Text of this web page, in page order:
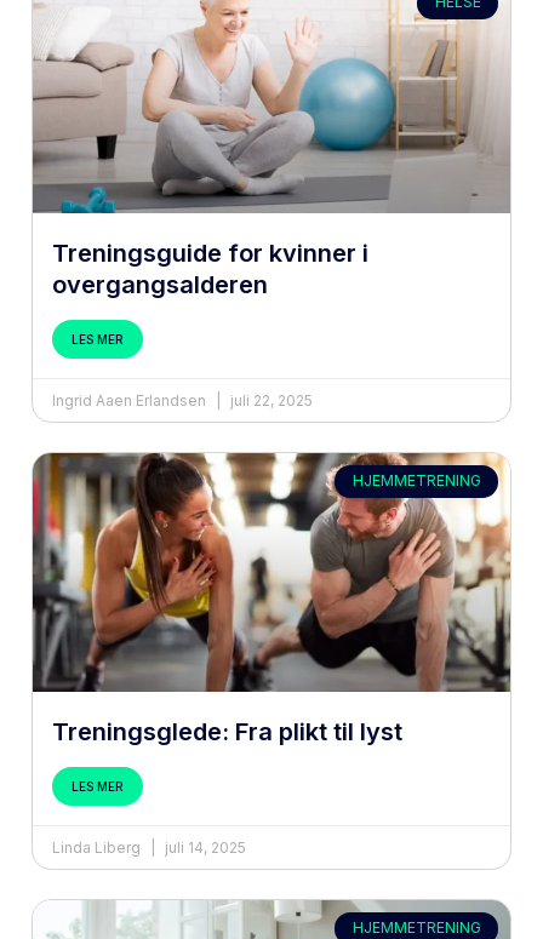
Treningsguide for kvinner i
overgangsalderen
LES MER
Ingrid Aaen Erlandsen juli 22, 2025
HJEMMETRENING
Treningsglede: Fra plikt til lyst
LES MER
Linda Liberg juli 14, 2025
HJEMMETRENING